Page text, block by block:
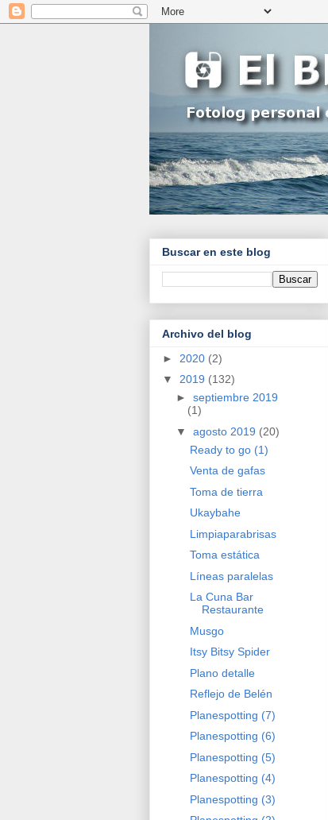
Buscar en este blog
Archivo del blog
► 2020 (2)
▼ 2019 (132)
► septiembre 2019
(1)
▼ agosto 2019 (20)
Ready to go (1)
Venta de gafas
Toma de tierra
Ukaybahe
Limpiaparabrisas
Toma estática
Líneas paralelas
La Cuna Bar
Restaurante
Musgo
Itsy Bitsy Spider
Plano detalle
Reflejo de Belén
Planespotting (7)
Planespotting (6)
Planespotting (5)
Planespotting (4)
Planespotting (3)